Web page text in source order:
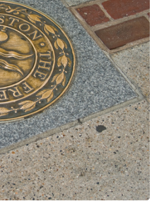
Market Colonnade,
de beste winkels met
locale specialiteiten,
pubs.